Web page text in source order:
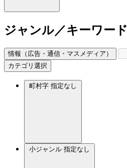
ジャンル／キーワード
情報（広告・通信・マスメディア）
カテゴリ選択
町村字 指定なし
小ジャンル 指定なし